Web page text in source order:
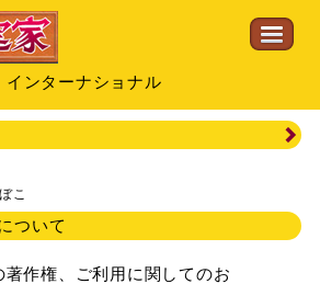
ンターナショナル
こ
ついて
著作権、ご利用に関してのお